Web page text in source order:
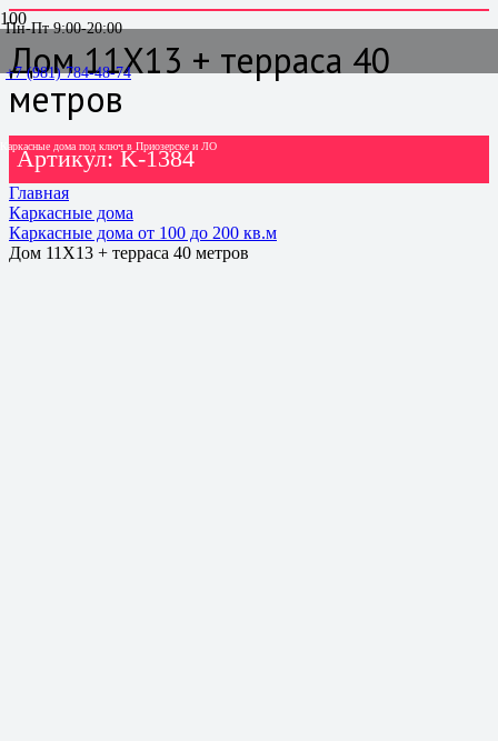
Пн-Пт 9:00-20:00
+7 (981) 784-48-74
Каркасные дома под ключ в Приозерске и ЛО
Дом 11Х13 + терраса 40
метров
Артикул:K-1384
Главная
Каркасные дома
Каркасные дома от 100 до 200 кв.м
Дом 11Х13 + терраса 40 метров